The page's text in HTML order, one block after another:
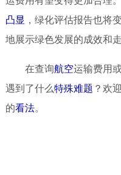
凸显 ，绿化评估报告也将
地展示绿色发展的成效和
在查询航空运输费用
遇到了什么特殊难题 ？欢
的看法。